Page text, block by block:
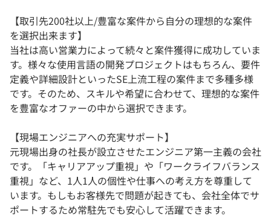
【取引先200社以上/豊富な案件から自分の理想的な案件
を選択出来ます】
当社は高い営業力によって続々と案件獲得に成功していま
す。様々な使用言語の開発プロジェクトはもちろん、要件
定義や詳細設計といったSE上流工程の案件まで多種多様
です。そのため、スキルや希望に合わせて、理想的な案件
を豊富なオファーの中から選択できます。
【現場エンジニアへの充実サポート】
元現場出身の社長が設立させたエンジニア第一主義の会社
です。「キャリアアップ重視」や「ワークライフバランス
重視」など、1人1人の個性や仕事への考え方を尊重して
います。もしもお客様先で問題が起きても、会社全体でサ
ポートするため常駐先でも安心して活躍できます。